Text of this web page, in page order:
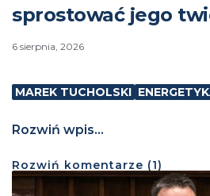
sprostować jego
6 sierpnia, 2026
MAREK TUCHOLSKI
Rozwiń wpis...
Rozwiń komentarze (1)